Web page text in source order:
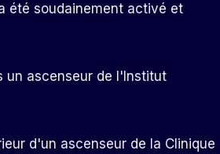
été soudainement activé et
un ascenseur de l'Institut
d'un ascenseur de la Clinique